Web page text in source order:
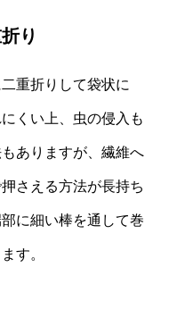
り
重折りして袋状に
くい上、虫の侵入も
ありますが、繊維へ
さえる方法が長持ち
に細い棒を通して巻
す。